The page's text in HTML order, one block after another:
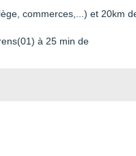
commerces,...) et 20km
à 25 min de